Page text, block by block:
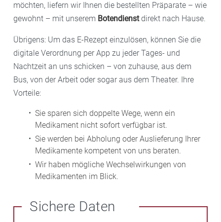
möchten, liefern wir Ihnen die bestellten Präparate – wie
gewohnt – mit unserem Botendienstdirekt nach Hause.
Übrigens: Um das E-Rezept einzulösen, können Sie die
digitale Verordnung per App zu jeder Tages- und
Nachtzeit an uns schicken – von zuhause, aus dem
Bus, von der Arbeit oder sogar aus dem Theater. Ihre
Vorteile:
Sie sparen sich doppelte Wege, wenn ein
Medikament nicht sofort verfügbar ist.
Sie werden bei Abholung oder Auslieferung Ihrer
Medikamente kompetent von uns beraten.
Wir haben mögliche Wechselwirkungen von
Medikamenten im Blick.
Sichere Daten